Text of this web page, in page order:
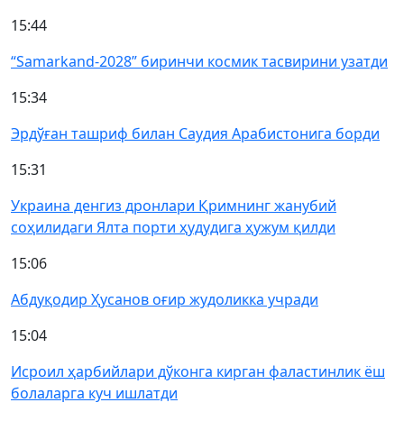
15:44
“Samarkand-2028” биринчи космик тасвирини узатди
15:34
Эрдўған ташриф билан Саудия Арабистонига борди
15:31
Украина денгиз дронлари Қримнинг жанубий
соҳилидаги Ялта порти ҳудудига ҳужум қилди
15:06
Абдуқодир Ҳусанов оғир жудоликка учради
15:04
Исроил ҳарбийлари дўконга кирган фаластинлик ёш
болаларга куч ишлатди